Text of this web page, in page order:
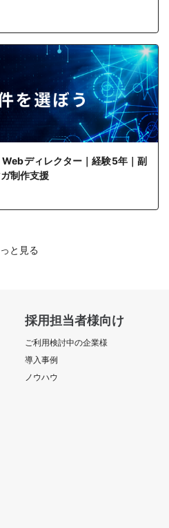
Webディレクター｜経験5年｜副
制作支援
と見る
採用担当者様向け
ご利用検討中の企業様
導入事例
ノウハウ